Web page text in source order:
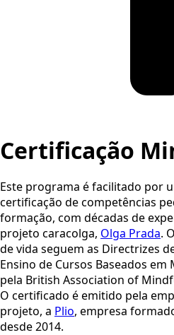
Certificação
Este programa é facilitado por
certificação de competências
formação, com décadas de
projeto caracolga, Olga Prada.
de vida seguem as Directrizes
Ensino de Cursos Baseados
pela British Association of
O certificado é emitido pela
projeto, a Plio, empresa
desde 2014.